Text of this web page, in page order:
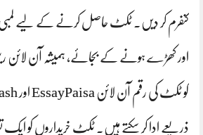
کنفرم کر دیں‌۔ ٹکٹ حاصل کرنے کے لیے لمبی
اور کھڑے ہونے کے بجائے، ہمیشہ آن
ذریعے ادا کر سکتے ہیں۔ ٹکٹ خریداروں کو